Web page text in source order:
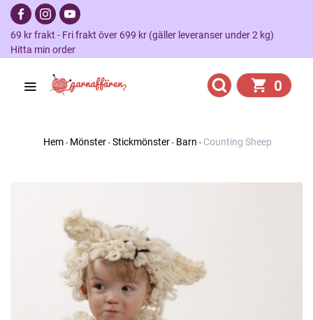
69 kr frakt - Fri frakt över 699 kr (gäller leveranser under 2 kg)
Hitta min order
0
Hem Mönster Stickmönster Barn Counting Sheep